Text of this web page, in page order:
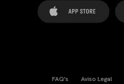
FAQ's Aviso Legal